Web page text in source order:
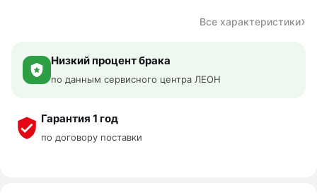
Все характеристики
Низкий процент брака
по данным сервисного центра ЛЕОН
Гарантия 1 год
по договору поставки